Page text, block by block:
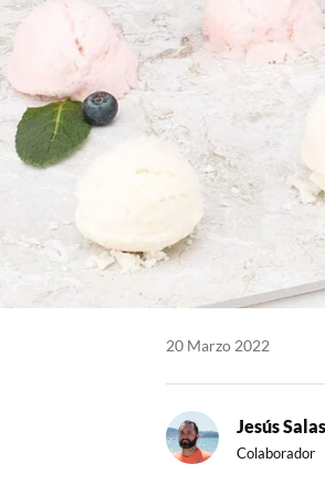
20 Marzo 2022
Jesús Salas
Colaborador